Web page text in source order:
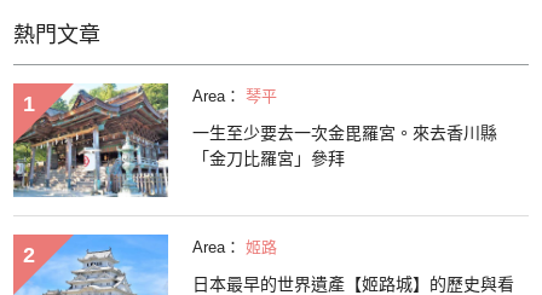
熱門文章
Area： 琴平
一生至少要去一次金毘羅宮。來去香川縣
「金刀比羅宮」參拜
Area： 姬路
日本最早的世界遺產【姬路城】的歷史與看